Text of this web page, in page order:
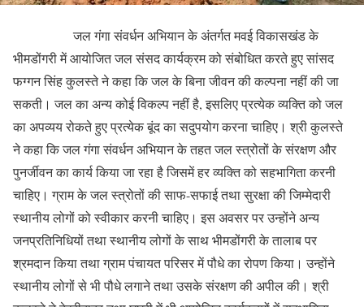
जल गंगा संवर्धन अभियान के अंतर्गत मवई विकासखंड के
भीमडोंगरी में आयोजित जल संसद कार्यक्रम को संबोधित करते हुए सांसद
फग्गन सिंह कुलस्ते ने कहा कि जल के बिना जीवन की कल्पना नहीं की जा
सकती। जल का अन्य कोई विकल्प नहीं है, इसलिए प्रत्येक व्यक्ति को जल
का अपव्यय रोकते हुए प्रत्येक बूंद का सदुपयोग करना चाहिए। श्री कुलस्ते
ने कहा कि जल गंगा संवर्धन अभियान के तहत जल स्त्रोतों के संरक्षण और
पुनर्जीवन का कार्य किया जा रहा है जिसमें हर व्यक्ति को सहभागिता करनी
चाहिए। ग्राम के जल स्त्रोतों की साफ-सफाई तथा सुरक्षा की जिम्मेदारी
स्थानीय लोगों को स्वीकार करनी चाहिए। इस अवसर पर उन्होंने अन्य
जनप्रतिनिधियों तथा स्थानीय लोगों के साथ भीमडोंगरी के तालाब पर
श्रमदान किया तथा ग्राम पंचायत परिसर में पौधे का रोपण किया। उन्होंने
स्थानीय लोगों से भी पौधे लगाने तथा उसके संरक्षण की अपील की। श्री